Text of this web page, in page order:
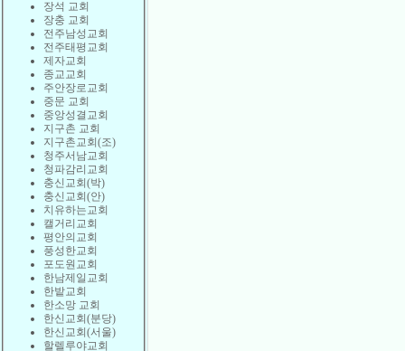
장석 교회
장충 교회
전주남성교회
전주태평교회
제자교회
종교교회
주안장로교회
중문 교회
중앙성결교회
지구촌 교회
지구촌교회(조)
청주서남교회
청파감리교회
충신교회(박)
충신교회(안)
치유하는교회
캘거리교회
평안의교회
풍성한교회
포도원교회
한남제일교회
한밭교회
한소망 교회
한신교회(분당)
한신교회(서울)
할렐루야교회